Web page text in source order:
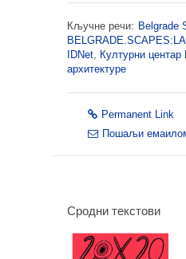
Кључне речи: Belgrade
IDNet, Културни центар
архитектуре
Permanent Link
Пошаљи
Сродни текстови